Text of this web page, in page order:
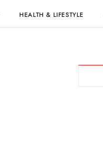
HEALTH & LIFESTYLE